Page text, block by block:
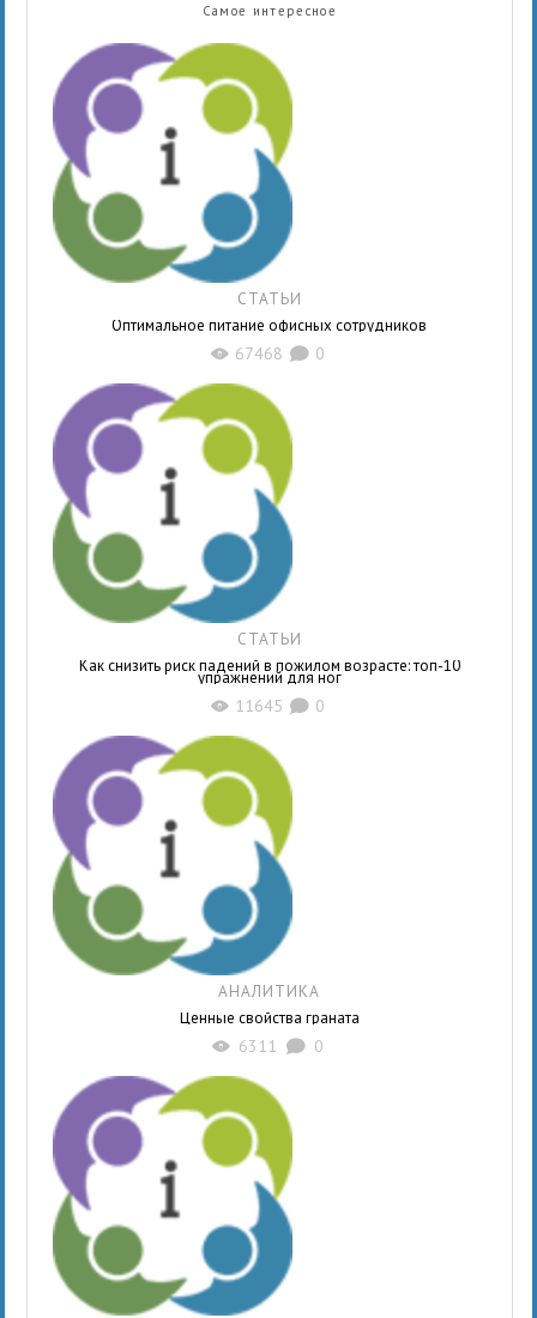
Самое интересное
СТАТЬИ
Оптимальное питание офисных сотрудников
X 67468 K 0
СТАТЬИ
Как снизить риск падений в пожилом возрасте: топ-10
упражнений для ног
X 11645 K 0
АНАЛИТИКА
Ценные свойства граната
X 6311 K 0